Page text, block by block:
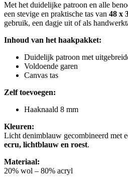
Met het duidelijke patroon en alle
een stevige en praktische tas van 48 x
gebruik, een dagje uit of als
Inhoud van het haakpakket:
Duidelijk patroon met
Voldoende garen
Canvas tas
Zelf toevoegen:
Haaknaald 8 mm
Kleuren:
Licht denimblauw gecombineerd met
ecru, lichtblauw en roest.
Materiaal:
20% wol – 80% acryl